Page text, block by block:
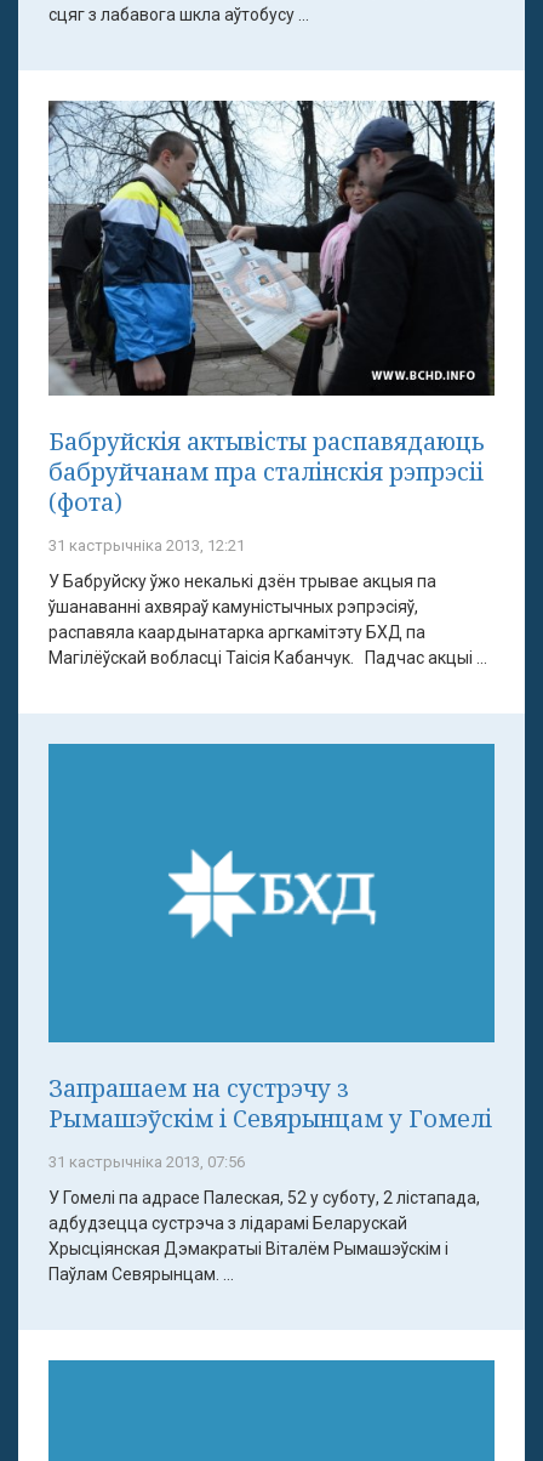
сцяг з лабавога шкла аўтобусу ...
Бабруйскія актывісты распавядаюць
бабруйчанам пра сталінскія рэпрэсіі
(фота)
31 кастрычніка 2013, 12:21
У Бабруйску ўжо некалькі дзён трывае акцыя па
ўшанаванні ахвяраў камуністычных рэпрэсіяў,
распавяла каардынатарка аргкамітэту БХД па
Магілёўскай вобласці Таісія Кабанчук. Падчас акцыі ...
Запрашаем на сустрэчу з
Рымашэўскім і Севярынцам у Гомелі
31 кастрычніка 2013, 07:56
У Гомелі па адрасе Палеская, 52 у суботу, 2 лістапада,
адбудзецца сустрэча з лідарамі Беларускай
Хрысціянская Дэмакратыі Віталём Рымашэўскім і
Паўлам Севярынцам. ...